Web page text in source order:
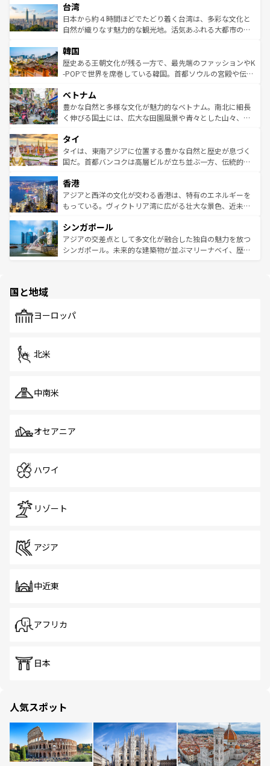
ならではの贅沢な旅のスタイルだ。 なお、新着のアメリカ
情報はコンテンツ一覧を参照してほしい。
れるおもてなしの心で訪れる人々を迎えてくれるハワイの
人々、おいしいローカルフードやハワイアンミュージッ
ク、伝統的なフラダンスなど、すべてがハワイの魅力を彩
ワイを、存分に味わってほしい。 なお、新着のハワイ情報
はコンテンツ一覧を参照してほしい。
リアリーフや大陸中央部にそびえるウルル（エアーズロッ
ク）、タスマニアの美しい原生林やケアンズの熱帯雨林な
ど、見どころがたくさん。また、カフェやワイン、オージ
いる。アクティビティも充実しており、サーフィンやダイ
ビング、ハイキングなど、アウトドア好きにはたまらな
い。オーストラリアの多彩な魅力を存分に味わいつくそ
参照してほしい。
台湾
日本から約４時間ほどでたどり着く台湾は、多彩な文化と
自然が織りなす魅力的な観光地。活気あふれる大都市の台
ン）、静ひつな山岳地帯である台湾東部など、都市の喧騒
と山間の静けさが共存しており、訪れる人に新しい発見と
驚きをもたらしてくれる。また、奥深い台湾の食文化も魅
容にもいいと評判のスイーツなど、バラエティ豊かな料理
が味わえる。 なお、新着の台湾情報は コンテンツ一覧を参
照してほしい。
韓国
歴史ある王朝文化が残る一方で、最先端のファッションやK
-POPで世界を席巻している韓国。首都ソウルの宮殿や伝統
き、地方に足を延ばせば四季折々の自然美を楽しむことが
できる。そして、キムチや焼肉、絶品のストリートフード
まで、さまざまな韓国料理が待っている。夜には、韓国な
リティに包まれながら、韓国の多彩な魅力を心ゆくまで味
わってみてほしい。 なお、新着の韓国情報はコンテンツ一
覧を参照してほしい。
ベトナム
豊かな自然と多様な文化が魅力的なベトナム。南北に細長
く伸びる国土には、広大な田園風景や青々とした山々、世
急速な発展と共に伝統が息づく。ハノイの古い町並みやホ
ーチミン市のフランス統治時代の建物も、独特の雰囲気を
醸し出している。また、バラエティの豊かさとおいしさで
とつ。フォーやバインミー、ベトナムコーヒーなどは、ぜ
ひ現地で味わいたい。どの地域を訪れてもあたたかい人々
が旅行者を迎えてくれるので、きっと忘れられない旅にな
参照してほしい。
タイ
タイは、東南アジアに位置する豊かな自然と歴史が息づく
国だ。首都バンコクは高層ビルが立ち並ぶ一方、伝統的な
の活気が交差している。北部ではチェンマイなどの山岳地
帯で自然と触れ合い、南部ではプーケットやクラビの美し
いビーチでリゾート気分を楽しむことができる。タイ料理
激する。気候は一年中温暖で、どの季節にも異なる楽しみ
が待っている。親しみやすいタイの人々、仏教を中心とし
た文化、そして多様な観光資源が、訪れる旅人を魅了し続
香港
アジアと西洋の文化が交わる香港は、特有のエネルギーを
もっている。ヴィクトリア湾に広がる壮大な景色、近未来
み、どこを訪れても感動するはず。観光スポットが密集し
ており、効率よく見どころを回れるのも魅力。息をのむよ
うな絶景から文化的な体験まで、香港を存分に楽しみ尽く
シンガポール
アジアの交差点として多文化が融合した独自の魅力を放つ
シンガポール。未来的な建築物が並ぶマリーナベイ、歴史
で、ホーカーズは地元の風情を楽しめる外せないスポット
国と地域
ヨーロッパ
北米
中南米
オセアニア
ハワイ
リゾート
アジア
中近東
アフリカ
日本
人気スポット